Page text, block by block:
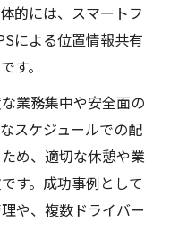
的には、スマートフ
による位置情報共有
す。
業務集中や安全面の
スケジュールでの配
め、適切な休憩や業
す。成功事例として
や、複数ドライバー